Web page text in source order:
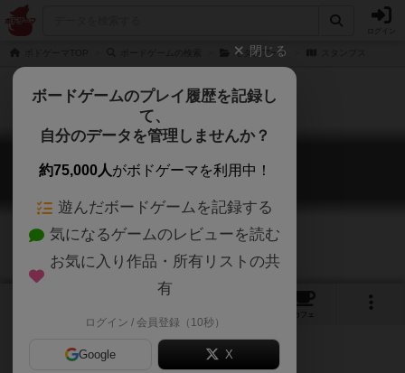
モダンアート
スタンプス
Stamps
カフェ
閉じる
ボードゲームのプレイ履歴を記録し
て、
自分のデータを管理しませんか？
約75,000人がボドゲーマを利用中！
遊んだボードゲームを記録する
気になるゲームのレビューを読む
お気に入り作品・所有リストの共
有
ログイン / 会員登録（10秒）
Google X